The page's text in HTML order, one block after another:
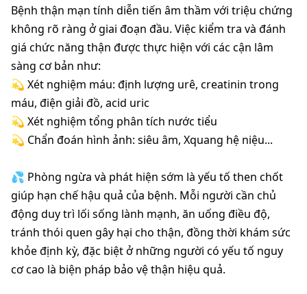
Bệnh thận mạn tính diễn tiến âm thầm với triệu chứng
không rõ ràng ở giai đoạn đầu. Việc kiểm tra và đánh
giá chức năng thận được thực hiện với các cận lâm
sàng cơ bản như:
💫 Xét nghiệm máu: định lượng urê, creatinin trong
máu, điện giải đồ, acid uric
💫 Xét nghiệm tổng phân tích nước tiểu
💫 Chẩn đoán hình ảnh: siêu âm, Xquang hệ niệu...
💦 Phòng ngừa và phát hiện sớm là yếu tố then chốt
giúp hạn chế hậu quả của bệnh. Mỗi người cần chủ
động duy trì lối sống lành mạnh, ăn uống điều độ,
tránh thói quen gây hại cho thận, đồng thời khám sức
khỏe định kỳ, đặc biệt ở những người có yếu tố nguy
cơ cao là biện pháp bảo vệ thận hiệu quả.